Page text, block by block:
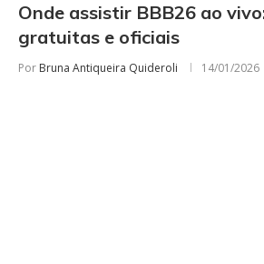
Onde assistir BBB26 ao
gratuitas e oficiais
Por Bruna Antiqueira Quideroli 14/01/2026